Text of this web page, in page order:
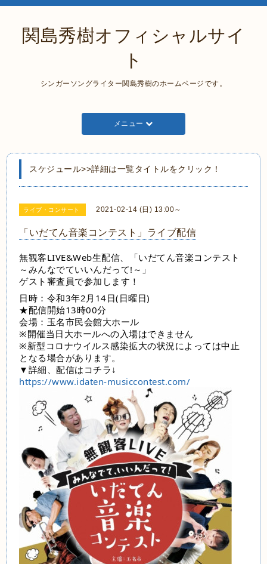
関島秀樹オフィシャルサイ
ト
シンガーソングライター関島秀樹のホームページです。
メニュー
スケジュール>>詳細は一覧タイトルをクリック！
ライブ・コンサート 2021-02-14 (日) 13:00～
「いだてん音楽コンテスト」ライブ配信
無観客LIVE&Web生配信、「いだてん音楽コンテスト
～みんなでていいんだって!～」
ゲスト審査員で参加します！
日時：令和3年2月14日(日曜日)
★配信開始13時00分
会場：玉名市民会館大ホール
※開催当日大ホールへの入場はできません
※新型コロナウイルス感染拡大の状況によっては中止
となる場合があります。
▼詳細、配信はコチラ↓
https://www.idaten-musiccontest.com/